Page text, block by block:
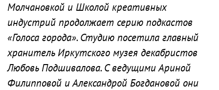
Молчановкой и Школой креативных
индустрий продолжает серию подкастов
«Голоса города». Студию посетила главный
хранитель Иркутского музея декабристов
Любовь Подшивалова. С ведущими Ариной
Филипповой и Александрой Богдановой они